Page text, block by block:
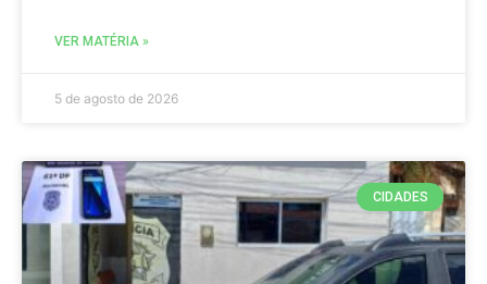
VER MATÉRIA »
5 de agosto de 2026
CIDADES